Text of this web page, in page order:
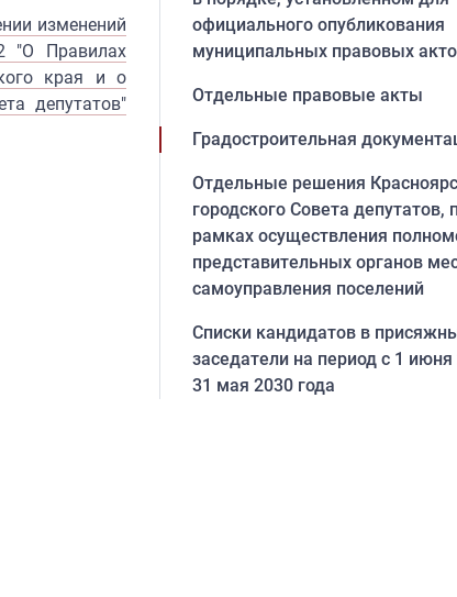
изменений
"О Правилах
края и о
депутатов"
официального опубликования
муниципальных правовых
Отдельные правовые акты
Градостроительная
Отдельные решения
городского Совета депутатов,
рамках осуществления
представительных органов
самоуправления поселений
Списки кандидатов в
заседатели на период с 1 июня
31 мая 2030 года